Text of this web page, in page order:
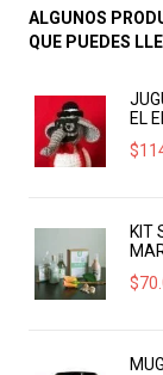
ALGUNOS
QUE PUEDES
EL
$
KIT
$